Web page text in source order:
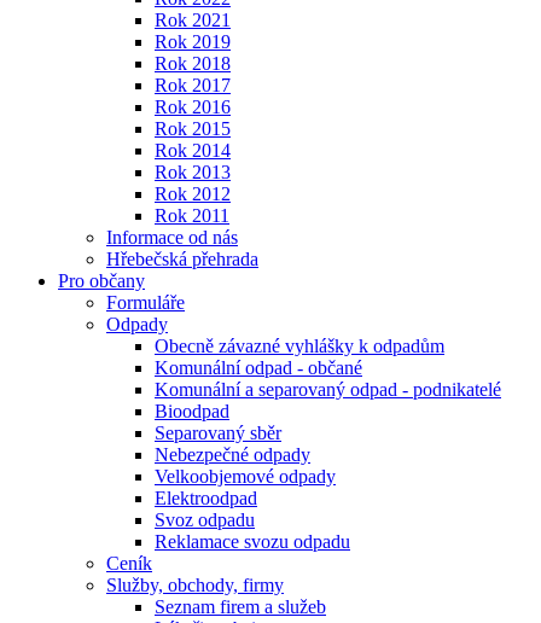
Rok 2021
Rok 2019
Rok 2018
Rok 2017
Rok 2016
Rok 2015
Rok 2014
Rok 2013
Rok 2012
Rok 2011
Informace od nás
Hřebečská přehrada
Pro občany
Formuláře
Odpady
Obecně závazné vyhlášky k odpadům
Komunální odpad - občané
Komunální a separovaný odpad - podnikatelé
Bioodpad
Separovaný sběr
Nebezpečné odpady
Velkoobjemové odpady
Elektroodpad
Svoz odpadu
Reklamace svozu odpadu
Ceník
Služby, obchody, firmy
Seznam firem a služeb